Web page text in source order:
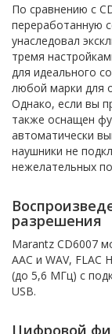
По сравнению с
переработанную
унаследовал
тремя
для идеального
любой марки для
Однако, если вы
также оснащен
автоматически
наушники не
нежелательных
разрешения
Marantz CD6007
AAC и WAV, FLAC
(до 5,6 МГц) с
USB.
Цифровой